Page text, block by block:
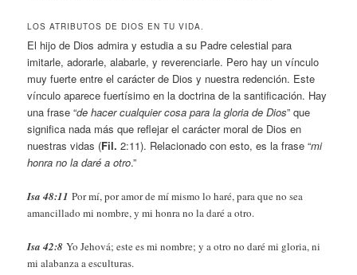
LOS ATRIBUTOS DE DIOS EN TU VIDA.
El hijo de Dios admira y estudia a su Padre celestial para
imitarle, adorarle, alabarle, y reverenciarle. Pero hay un vínculo
muy fuerte entre el carácter de Dios y nuestra redención. Este
vínculo aparece fuertísimo en la doctrina de la santificación. Hay
una frase “de hacer cualquier cosa para la gloria de Dios” que
significa nada más que reflejar el carácter moral de Dios en
nuestras vidas (Fil. 2:11). Relacionado con esto, es la frase “mi
honra no la daré a otro.”
Isa 48:11Por mí, por amor de mí mismo lo haré, para que no sea
amancillado mi nombre, y mi honra no la daré a otro.
Isa 42:8Yo Jehová; este es mi nombre; y a otro no daré mi gloria, ni
mi alabanza a esculturas.